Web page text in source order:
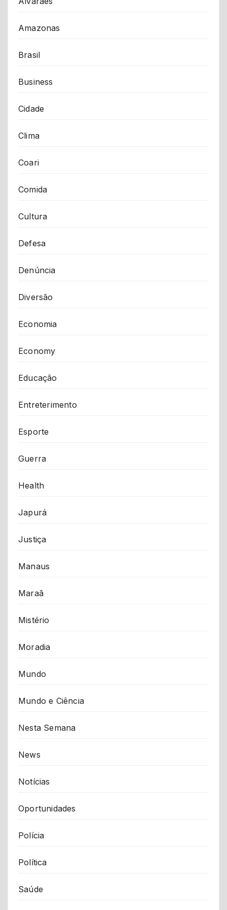
Amazonas
Brasil
Business
Cidade
Clima
Coari
Comida
Cultura
Defesa
Denúncia
Diversão
Economia
Economy
Educação
Entreterimento
Esporte
Guerra
Health
Japurá
Justiça
Manaus
Maraã
Mistério
Moradia
Mundo
Mundo e Ciência
Nesta Semana
News
Notícias
Oportunidades
Polícia
Política
Saúde